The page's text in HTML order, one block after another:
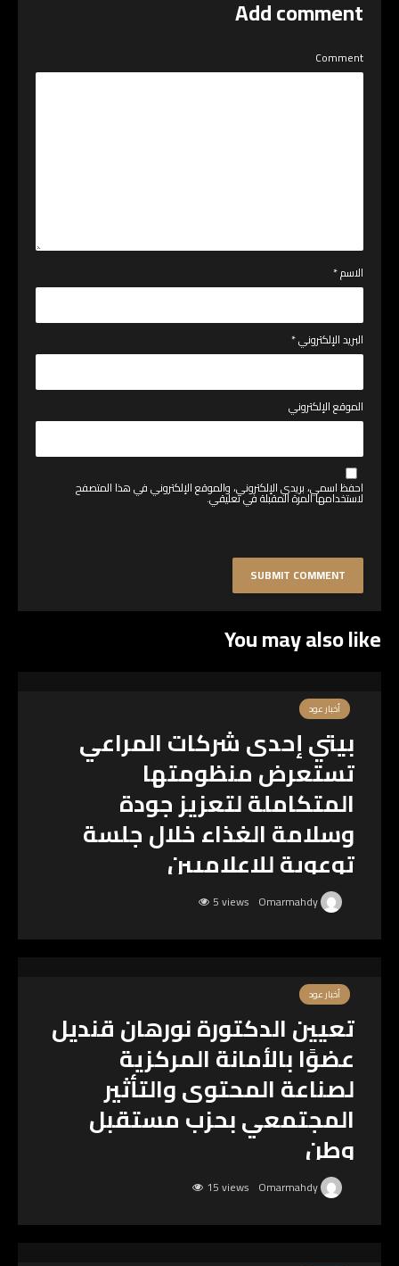
Add comment
Comment
الاسم*
البريد الإلكتروني*
الموقع الإلكتروني
احفظ اسمي، بريدي الإلكتروني، والموقع الإلكتروني في هذا المتصفح
لاستخدامها المرة المقبلة في تعليقي.
You may also like
أخبار عود
بيتي إحدى شركات المراعي
تستعرض منظومتها
المتكاملة لتعزيز جودة
وسلامة الغذاء خلال جلسة
توعوية للإعلاميين
5 views
أخبار عود
تعيين الدكتورة نورهان قنديل
عضوًا بالأمانة المركزية
لصناعة المحتوى والتأثير
المجتمعي بحزب مستقبل
وطن
15 views